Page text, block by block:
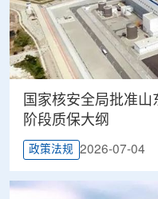
国家核安全局批准
阶段质保大纲
政策法规 2026-07-04